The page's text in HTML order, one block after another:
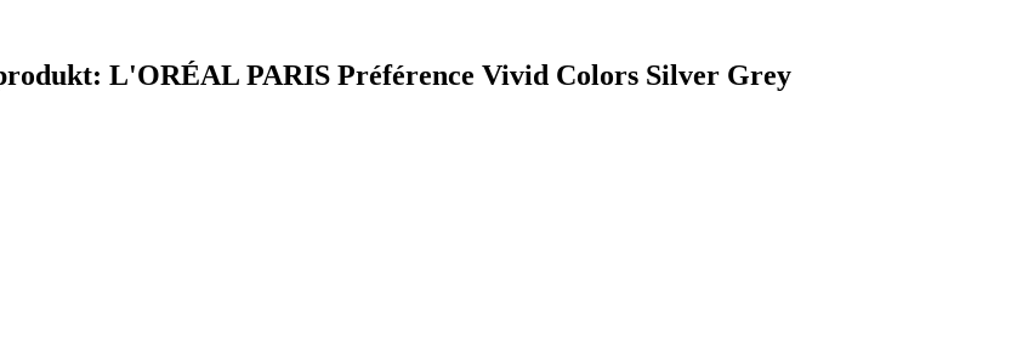
L'ORÉAL PARIS Préférence Vivid Colors Silver Grey